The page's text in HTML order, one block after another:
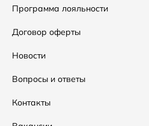
Сумки
Аксессуары
Скидки
Как оформить заказ
Условия возвратов
Таблица размеров
Уход за одеждой
Программа лояльности
Договор оферты
Новости
Вопросы и ответы
Контакты